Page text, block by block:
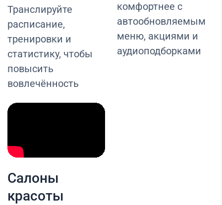
Транслируйте
расписание,
тренировки и
статистику, чтобы
повысить
вовлечённость
комфортнее с
автообновляемым
меню, акциями и
аудиоподборками
Салоны
красоты